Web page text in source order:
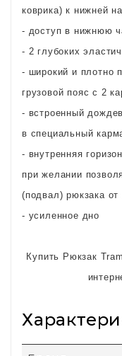
коврика) к нижней
- доступ в нижнюю
- 2 глубоких
- широкий и плотно
грузовой пояс с 2
- встроенный
в специальный
- внутренняя
при желании
(подвал) рюкзака от
- усиленное дно
Купить Рюкзак